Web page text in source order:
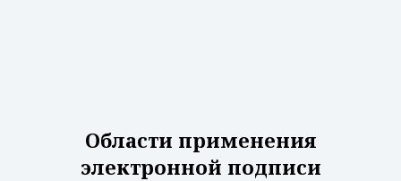
Области применения
электронной подписи